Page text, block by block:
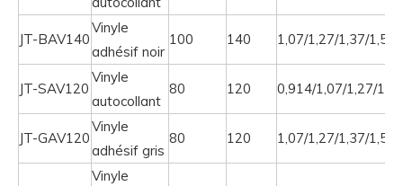
JT-BAV140
Vinyle
adhésif noir
100 140 1,07/1,27/1,37/
JT-SAV120
Vinyle
autocollant
80 120 0,914/1,07/1,27/
JT-GAV120
Vinyle
adhésif gris
80 120 1,07/1,27/1,37/1,52
Vinyle